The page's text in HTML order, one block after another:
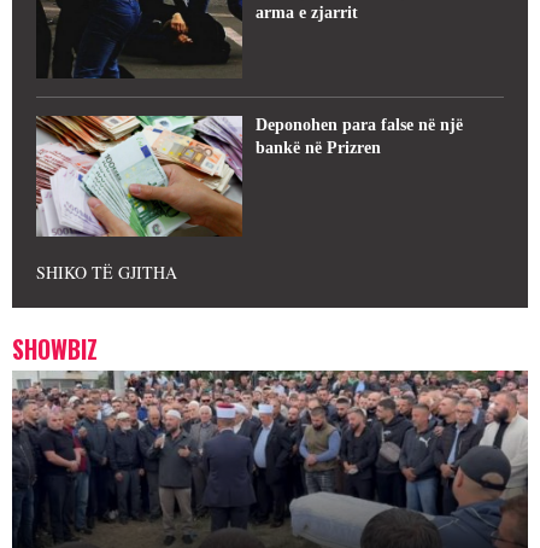
arma e zjarrit
Deponohen para false në një
bankë në Prizren
SHIKO TË GJITHA
SHOWBIZ